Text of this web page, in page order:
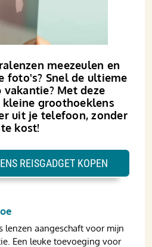
meezeulen en
foto's? Snel de ultieme
Met deze
groothoeklens
uit je telefoon, zonder
kost!
lenzen aangeschaft voor mijn
Een leuke toevoeging voor
REISGADGET KOPEN